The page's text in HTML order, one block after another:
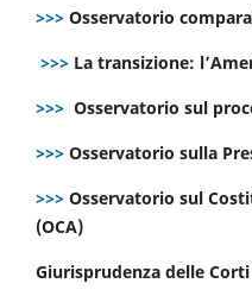
>>> Osservatorio
>>> La transizione:
>>> Osservatorio sul
>>> Osservatorio sulla
>>> Osservatorio sul
(OCA)
Giurisprudenza delle